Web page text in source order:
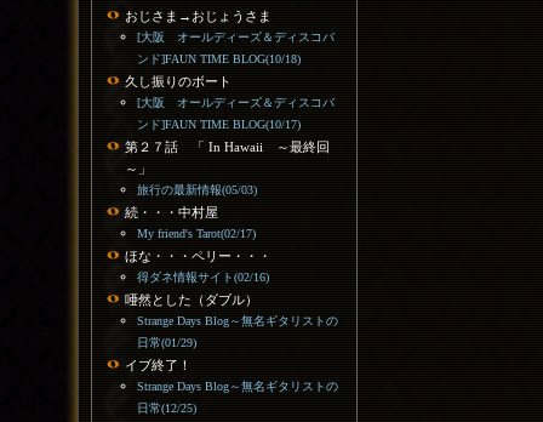
おじさま→おじょうさま
[大阪 オールディーズ＆ディスコバ
ンド]FAUN TIME BLOG(10/18)
久し振りのボート
[大阪 オールディーズ＆ディスコバ
ンド]FAUN TIME BLOG(10/17)
第２７話 「 In Hawaii ～最終回
～」
旅行の最新情報(05/03)
続・・・中村屋
My friend's Tarot(02/17)
ほな・・・ペリー・・・
得ダネ情報サイト(02/16)
唖然とした（ダブル）
Strange Days Blog～無名ギタリストの
日常(01/29)
イブ終了！
Strange Days Blog～無名ギタリストの
日常(12/25)